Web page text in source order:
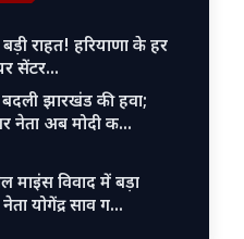
राहत! हरियाणा के हर
सेंटर…
झारखंड की हवा;
नेता अब मोदी क…
माइंस विवाद में बड़ा
योगेंद्र साव ग…